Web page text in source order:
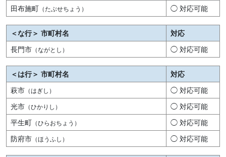
田布施町 （たぶせちょう） ◯ 対応可能
＜な行＞ 市町村名
対応
長門市 （ながとし） ◯ 対応可能
＜は行＞ 市町村名
対応
萩市 （はぎし）
◯ 対応可能
光市 （ひかりし）
◯ 対応可能
平生町 （ひらおちょう）
◯ 対応可能
防府市 （ほうふし） ◯ 対応可能